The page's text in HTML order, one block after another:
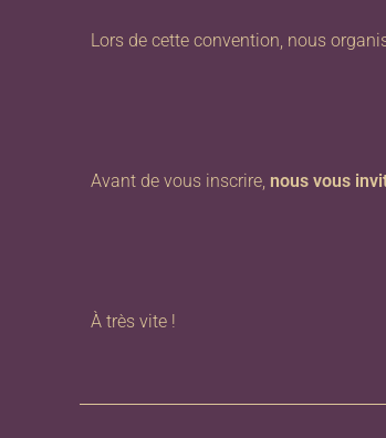
Lors de cette convention, nous
Avant de vous inscrire, nous vous
À très vite !